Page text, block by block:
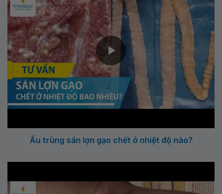
Ấu trùng sán lợn gạo chết ở nhiệt độ nào?